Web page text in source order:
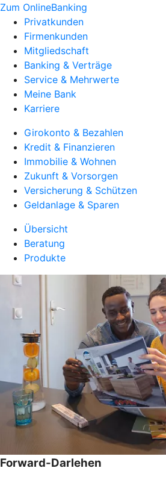
Zum OnlineBanking
Privatkunden
Firmenkunden
Mitgliedschaft
Banking & Verträge
Service & Mehrwerte
Meine Bank
Karriere
Girokonto & Bezahlen
Kredit & Finanzieren
Immobilie & Wohnen
Zukunft & Vorsorgen
Versicherung & Schützen
Geldanlage & Sparen
Übersicht
Beratung
Produkte
Forward-Darlehen